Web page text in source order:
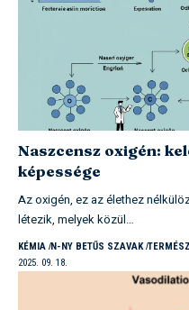
Naszcensz oxigén:
képessége
Az oxigén, ez az élethez
létezik, melyek közül…
KÉMIA N-NY BETŰS SZAVAK
2025. 09. 18.